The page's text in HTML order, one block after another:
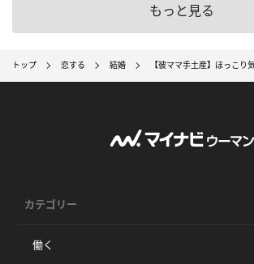
もっと見る
トップ 恋する 結婚 【彼ママ手土産】ほっこ
カテゴリー
働く